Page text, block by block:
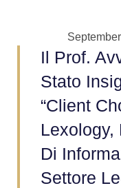
Il Prof.
Stato
“Client
Lexology,
Di
Settore